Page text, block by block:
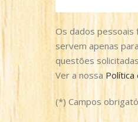
Os dados pessoais
servem apenas
questões
Ver a nossa Política
(*) Campos